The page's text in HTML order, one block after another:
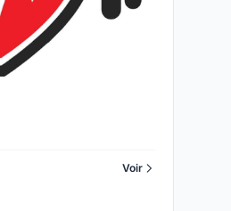
Voir